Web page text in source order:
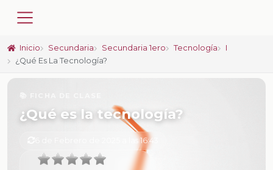
Inicio Secundaria Secundaria 1ero Tecnología
I
¿Qué Es La Tecnología?
¿Qué es la tecnología?
6 de Febrero de 2025 a las 16:43